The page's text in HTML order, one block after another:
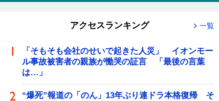
アクセスランキング 一覧
「そもそも会社のせいで起きた人災」 イオンモー
ル事故被害者の親族が慟哭の証言 「最後の言葉
は…」
“爆死”報道の「のん」13年ぶり連ドラ本格復帰 そ